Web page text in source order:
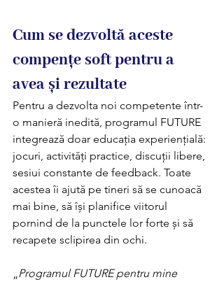
Cum se dezvoltă aceste
compențe soft pentru a
avea și rezultate
Pentru a dezvolta noi competente într-
o manieră inedită, programul FUTURE
integrează doar educația experiențială:
jocuri, activități practice, discuții libere,
sesiui constante de feedback. Toate
acestea îi ajută pe tineri să se cunoacă
mai bine, să își planifice viitorul
pornind de la punctele lor forte și să
recapete sclipirea din ochi.
„Programul FUTURE pentru mine